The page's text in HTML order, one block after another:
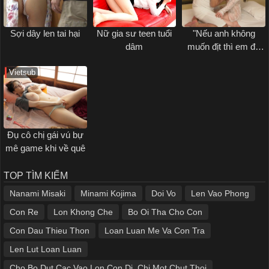
Sợi dây len tai hại
Nữ gia sư teen tuổi
dâm
"Nếu anh không
muốn địt thì em để
Vietsub
Đụ cô chị gái vú bự
mê game khi về quê
TOP TÌM KIẾM
Nanami Misaki Minami Kojima Doi Vo
Len Vao Phong
Con Re
Lon Khong Che
Bo Oi Tha Cho Con
Con Dau Thieu Thon
Loan Luan Me Va Con Tra
Len Lut Loan Luan